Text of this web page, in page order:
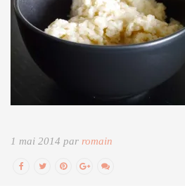
1 mai 2014 par romain